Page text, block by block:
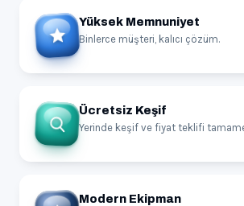
Yüksek Memnuniyet
Binlerce müşteri, kalıcı çözüm.
Ücretsiz Keşif
Yerinde keşif ve fiyat teklifi
Modern Ekipman